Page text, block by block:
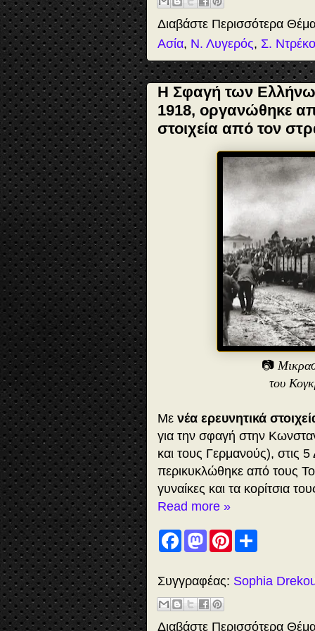
k
n
t
Διαβάστε Περισσότερα
Ασία, Ν. Λυγερός, Σ.
Η Σφαγή των
1918, οργανώθηκε
στοιχεία από τον
📷
του
Με νέα ερευνητικά
για την σφαγή στην
και τους Γερμανούς), στις
περικυκλώθηκε από τους
γυναίκες και τα κορίτσια
Read more »
F
a
b
o
o
k
M
a
o
o
n
P
e
t
e
Συγγραφέας: Sophia
Διαβάστε Περισσότερα